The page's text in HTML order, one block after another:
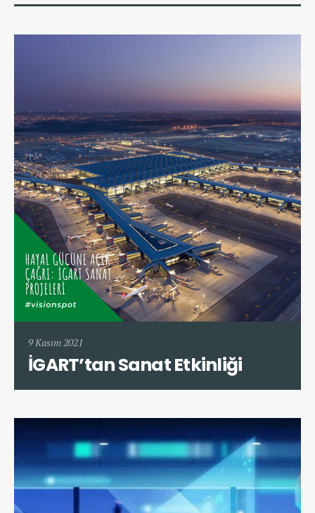
9 Kasım 2021
İGART’tan Sanat Etkinliği